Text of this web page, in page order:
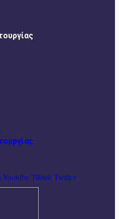
Youtube Tiktok Twitter